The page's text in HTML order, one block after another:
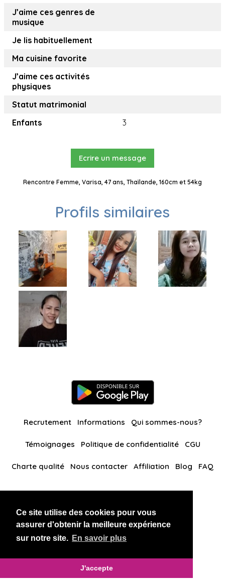
Ce site utilise des cookies pour vous
assurer d'obtenir la meilleure expérience
sur notre site. En savoir plus
J'accepte
J’aime ces genres de
musique
Je lis habituellement
Ma cuisine favorite
J’aime ces activités
physiques
Statut matrimonial
Enfants
3
Ecrire un message
Rencontre Femme, Varisa, 47 ans, Thaïlande, 160cm et 54kg
Profils similaires
Recrutement Informations Qui sommes-nous?
Témoignages Politique de confidentialité CGU
Charte qualité Nous contacter Affiliation Blog FAQ
BlackAndBeauties RussianKisses